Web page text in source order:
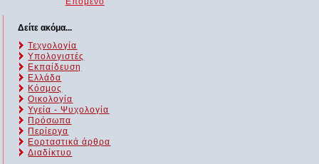
Δείτε ακόμα...
Τεχνολογία
Υπολογιστές
Εκπαίδευση
Ελλάδα
Κόσμος
Οικολογία
Υγεία - Ψυχολογία
Πρόσωπα
Περίεργα
Εορταστικά άρθρα
Διαδίκτυο